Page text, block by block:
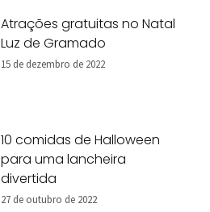
Atrações gratuitas no Natal
Luz de Gramado
15 de dezembro de 2022
10 comidas de Halloween
para uma lancheira
divertida
27 de outubro de 2022